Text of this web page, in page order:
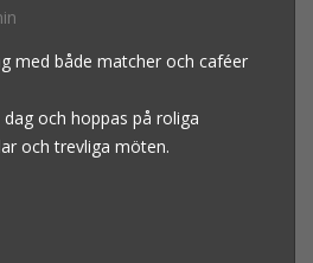
med både matcher och caféer
och hoppas på roliga
och trevliga möten.